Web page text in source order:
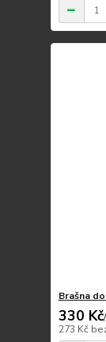
Brašna
330 Kč/
273 Kč